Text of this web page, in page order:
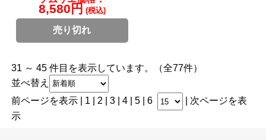
8,580円 (税込)
売り切れ
31 ～ 45 件目を表示しています。（全77件）
並べ替え
前ページを表示| 1 2 | 3 | 4| 5| 6
次ページを表
示